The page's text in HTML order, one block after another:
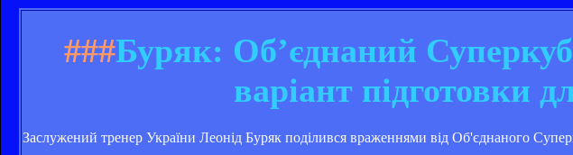
###Буряк: Об’єднаний
варіант підготовки
Заслужений тренер України Леонід Буряк поділився враженнями від Об'єднаного